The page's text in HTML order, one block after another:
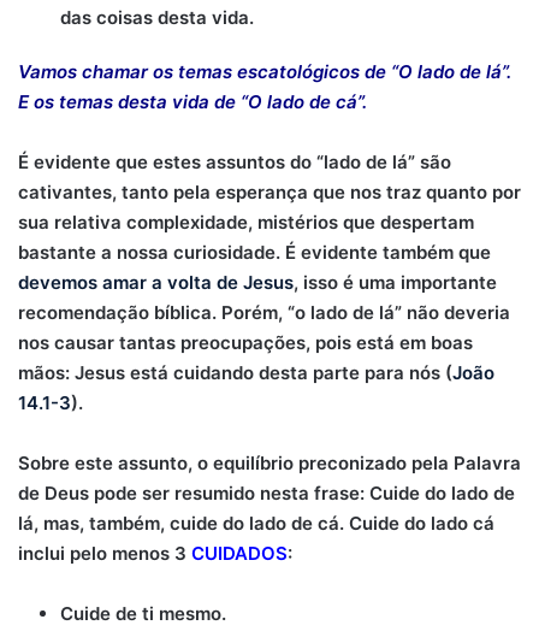
das coisas desta vida.
Vamos chamar os temas escatológicos de “O lado de lá”.
E os temas desta vida de “O lado de cá”.
É evidente que estes assuntos do “lado de lá” são
cativantes, tanto pela esperança que nos traz quanto por
sua relativa complexidade, mistérios que despertam
bastante a nossa curiosidade. É evidente também que
devemos amar a volta de Jesus, isso é uma importante
recomendação bíblica. Porém, “o lado de lá” não deveria
nos causar tantas preocupações, pois está em boas
mãos: Jesus está cuidando desta parte para nós (João
14.1-3).
Sobre este assunto, o equilíbrio preconizado pela Palavra
de Deus pode ser resumido nesta frase: Cuide do lado de
lá, mas, também, cuide do lado de cá. Cuide do lado cá
inclui pelo menos 3 CUIDADOS:
Cuide de ti mesmo.